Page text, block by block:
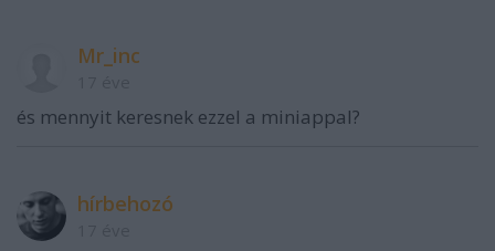
Mr_inc
és mennyit keresnek ezzel a miniappal?
hírbehozó